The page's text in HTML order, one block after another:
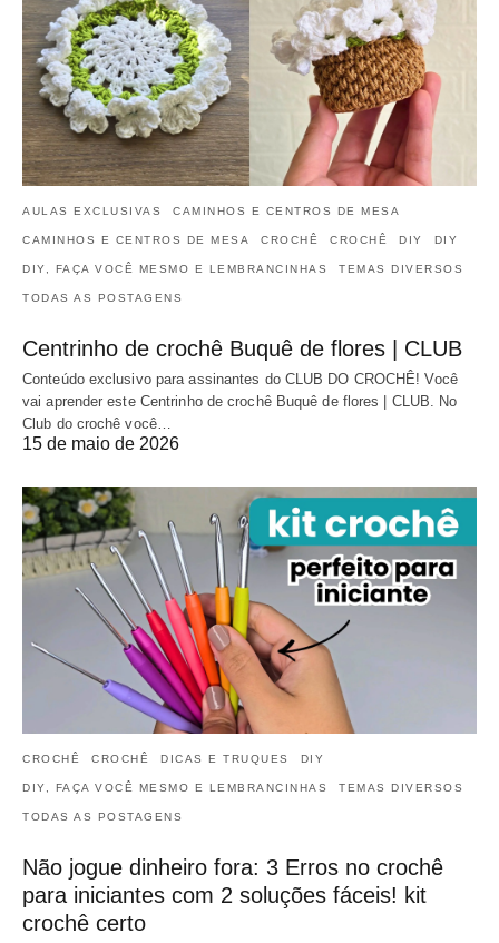
AULAS EXCLUSIVAS CAMINHOS E CENTROS DE MESA
CAMINHOS E CENTROS DE MESA CROCHÊ CROCHÊ DIY DIY
DIY, FAÇA VOCÊ MESMO E LEMBRANCINHAS TEMAS DIVERSOS
TODAS AS POSTAGENS
Centrinho de crochê Buquê de flores | CLUB
Conteúdo exclusivo para assinantes do CLUB DO CROCHÊ! Você
vai aprender este Centrinho de crochê Buquê de flores | CLUB. No
Club do crochê você…
15 de maio de 2026
CROCHÊ CROCHÊ DICAS E TRUQUES DIY
DIY, FAÇA VOCÊ MESMO E LEMBRANCINHAS TEMAS DIVERSOS
TODAS AS POSTAGENS
Não jogue dinheiro fora: 3 Erros no crochê
para iniciantes com 2 soluções fáceis! kit
crochê certo